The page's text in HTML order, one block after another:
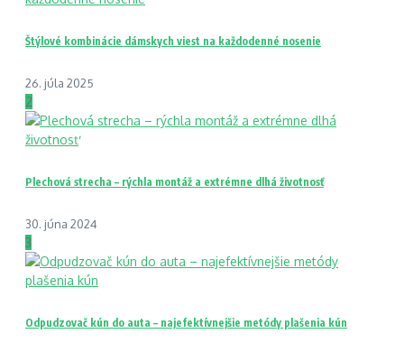
Štýlové kombinácie dámskych viest na každodenné nosenie
26. júla 2025
2
Plechová strecha – rýchla montáž a extrémne dlhá životnosť
30. júna 2024
3
Odpudzovač kún do auta – najefektívnejšie metódy plašenia kún